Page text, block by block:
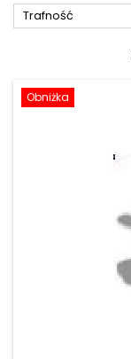
Trafność
Obniżka